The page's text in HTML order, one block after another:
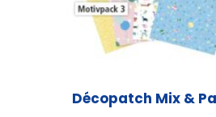
Décopatch Mix &